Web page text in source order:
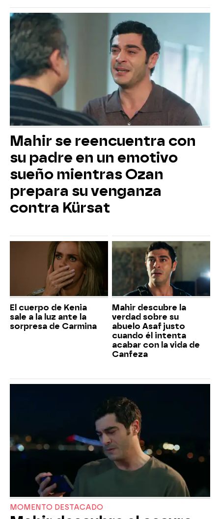
Mahir se reencuentra con
su padre en un emotivo
sueño mientras Ozan
prepara su venganza
contra Kürsat
El cuerpo de Kenia
sale a la luz ante la
sorpresa de Carmina
Mahir descubre la
verdad sobre su
abuelo Asaf justo
cuando él intenta
acabar con la vida de
Canfeza
MOMENTO DESTACADO